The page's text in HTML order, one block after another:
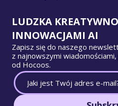
LUDZKA
INNOWACJAMI AI
Zapisz się do naszego
z najnowszymi
od Hocoos.